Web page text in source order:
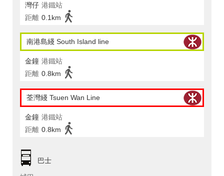
灣仔 港鐵站
距離 0.1km
南港島綫 South Island line
金鐘 港鐵站
距離 0.8km
荃灣綫 Tsuen Wan Line
金鐘 港鐵站
距離 0.8km
巴士